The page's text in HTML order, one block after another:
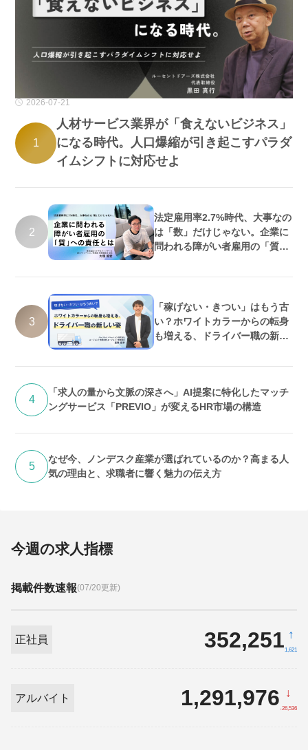
2026-07-21
1
人材サービス業界が「食えないビジネス」
になる時代。人口爆縮が引き起こすパラダ
イムシフトに対応せよ
2
法定雇用率2.7%時代、大事なの
は「数」だけじゃない。企業に
問われる障がい者雇用の「質」
3
「稼げない・きつい」はもう古
い？ホワイトカラーからの転身
も増える、ドライバー職の新し
4
「求人の量から文脈の深さへ」AI提案に特化したマッチ
ングサービス「PREVIO」が変えるHR市場の構造
5
なぜ今、ノンデスク産業が選ばれているのか？高まる人
気の理由と、求職者に響く魅力の伝え方
今週の求人指標
掲載件数速報(07/20更新)
正社員 352,251 ↑
1,621
アルバイト 1,291,976 ↓
-26,536